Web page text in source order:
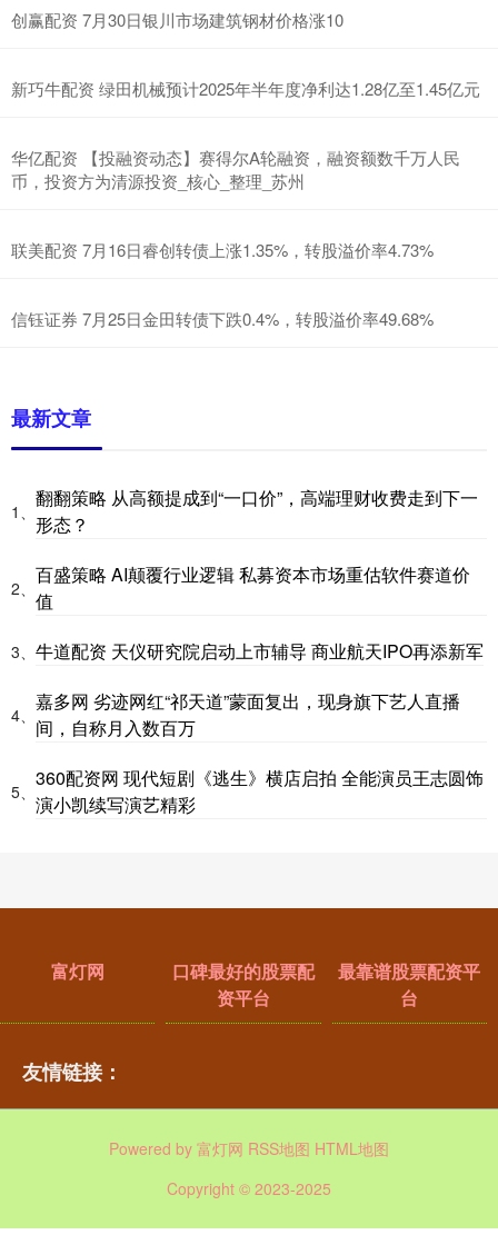
创赢配资 7月30日银川市场建筑钢材价格涨10
新巧牛配资 绿田机械预计2025年半年度净利达1.28亿至1.45亿元
华亿配资 【投融资动态】赛得尔A轮融资，融资额数千万人民
币，投资方为清源投资_核心_整理_苏州
联美配资 7月16日睿创转债上涨1.35%，转股溢价率4.73%
信钰证券 7月25日金田转债下跌0.4%，转股溢价率49.68%
最新文章
1、
翻翻策略 从高额提成到“一口价”，高端理财收费走到下一
形态？
2、
百盛策略 AI颠覆行业逻辑 私募资本市场重估软件赛道价
值
3、 牛道配资 天仪研究院启动上市辅导 商业航天IPO再添新军
4、
嘉多网 劣迹网红“祁天道”蒙面复出，现身旗下艺人直播
间，自称月入数百万
5、
360配资网 现代短剧《逃生》横店启拍 全能演员王志圆饰
演小凯续写演艺精彩
富灯网
口碑最好的股票配
资平台
最靠谱股票配资平
台
友情链接：
Powered by 富灯网 RSS地图 HTML地图
Copyright © 2023-2025